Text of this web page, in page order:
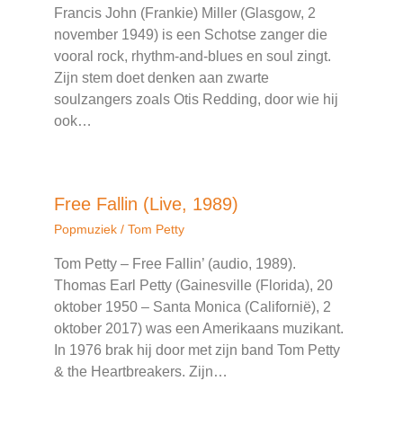
Francis John (Frankie) Miller (Glasgow, 2
november 1949) is een Schotse zanger die
vooral rock, rhythm-and-blues en soul zingt.
Zijn stem doet denken aan zwarte
soulzangers zoals Otis Redding, door wie hij
ook…
Free Fallin (Live, 1989)
Popmuziek / Tom Petty
Tom Petty – Free Fallin’ (audio, 1989).
Thomas Earl Petty (Gainesville (Florida), 20
oktober 1950 – Santa Monica (Californië), 2
oktober 2017) was een Amerikaans muzikant.
In 1976 brak hij door met zijn band Tom Petty
& the Heartbreakers. Zijn…